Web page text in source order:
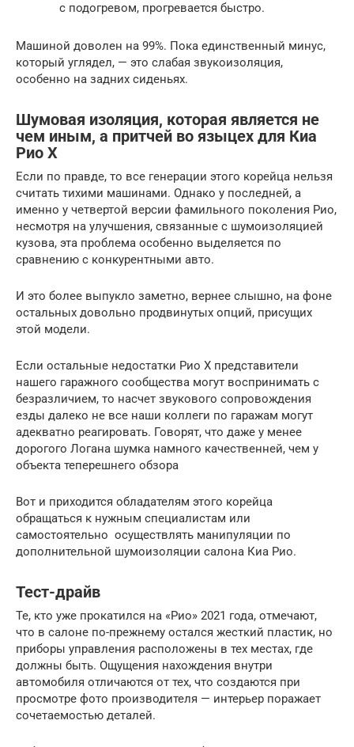
с подогревом, прогревается быстро.
Машиной доволен на 99%. Пока единственный минус,
который углядел, — это слабая звукоизоляция,
особенно на задних сиденьях.
Шумовая изоляция, которая является не
чем иным, а притчей во языцех для Киа
Рио Х
Если по правде, то все генерации этого корейца нельзя
считать тихими машинами. Однако у последней, а
именно у четвертой версии фамильного поколения Рио,
несмотря на улучшения, связанные с шумоизоляцией
кузова, эта проблема особенно выделяется по
сравнению с конкурентными авто.
И это более выпукло заметно, вернее слышно, на фоне
остальных довольно продвинутых опций, присущих
этой модели.
Если остальные недостатки Рио Х представители
нашего гаражного сообщества могут воспринимать с
безразличием, то насчет звукового сопровождения
езды далеко не все наши коллеги по гаражам могут
адекватно реагировать. Говорят, что даже у менее
дорогого Логана шумка намного качественней, чем у
объекта теперешнего обзора
Вот и приходится обладателям этого корейца
обращаться к нужным специалистам или
самостоятельно осуществлять манипуляции по
дополнительной шумоизоляции салона Киа Рио.
Тест-драйв
Те, кто уже прокатился на «Рио» 2021 года, отмечают,
что в салоне по-прежнему остался жесткий пластик, но
приборы управления расположены в тех местах, где
должны быть. Ощущения нахождения внутри
автомобиля отличаются от тех, что создаются при
просмотре фото производителя — интерьер поражает
сочетаемостью деталей.